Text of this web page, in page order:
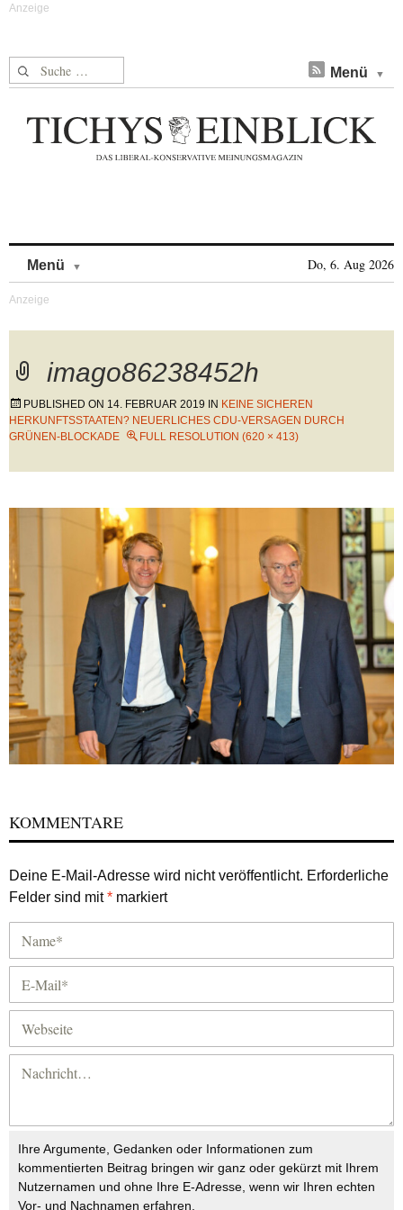
Suche nach: Menü
Menü Do, 6. Aug 2026
imago86238452h
PUBLISHED ON 14. FEBRUAR 2019 IN KEINE SICHEREN
HERKUNFTSSTAATEN? NEUERLICHES CDU-VERSAGEN DURCH
GRÜNEN-BLOCKADE
FULL RESOLUTION (620 × 413)
KOMMENTARE
Deine E-Mail-Adresse wird nicht veröffentlicht. Erforderliche
Felder sind mit* markiert
Ihre Argumente, Gedanken oder Informationen zum
kommentierten Beitrag bringen wir ganz oder gekürzt mit Ihrem
Nutzernamen und ohne Ihre E-Adresse, wenn wir Ihren echten
Vor- und Nachnamen erfahren.